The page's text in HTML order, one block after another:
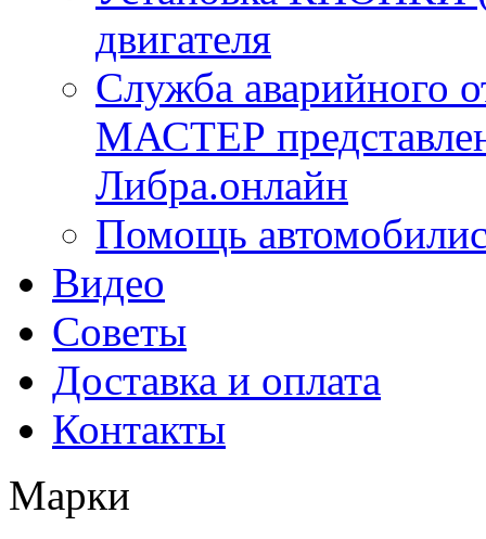
двигателя
Служба аварийного
МАСТЕР
Либра.онлайн
Помощь
Видео
Советы
Доставка и оплата
Контакты
Марки